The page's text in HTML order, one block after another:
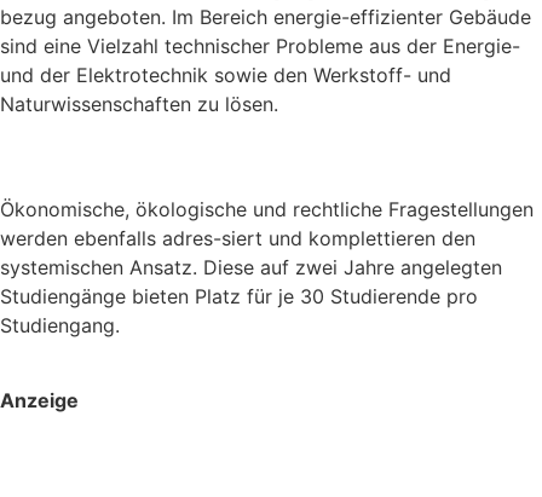
bezug angeboten. Im Bereich energie-effizienter Gebäude
sind eine Vielzahl technischer Probleme aus der Energie-
und der Elektrotechnik sowie den Werkstoff- und
Naturwissenschaften zu lösen.
Ökonomische, ökologische und rechtliche Fragestellungen
werden ebenfalls adres-siert und komplettieren den
systemischen Ansatz. Diese auf zwei Jahre angelegten
Studiengänge bieten Platz für je 30 Studierende pro
Studiengang.
Anzeige